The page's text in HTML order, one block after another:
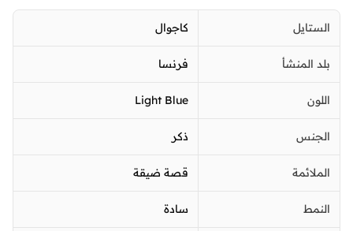
الستايل كاجوال
بلد المنشأ فرنسا
اللون Light Blue
الجنس ذكر
الملائمة قصة ضيقة
النمط سادة